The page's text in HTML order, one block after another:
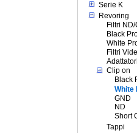
Serie K
Revoring
Filtri ND/
Black
White
Filtri
Adattatori
Clip on
Black
White
GND
ND
Short
Tappi